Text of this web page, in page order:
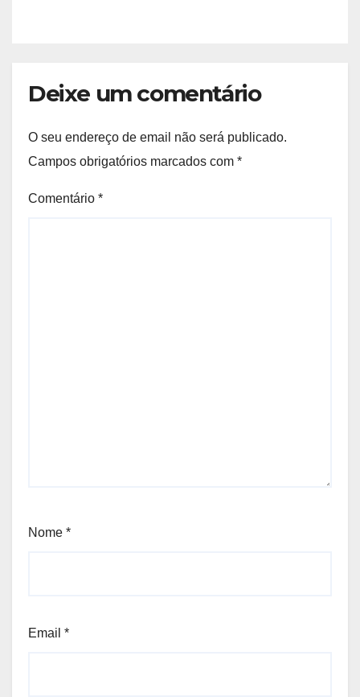
Deixe um comentário
O seu endereço de email não será publicado.
Campos obrigatórios marcados com *
Comentário *
Nome *
Email *